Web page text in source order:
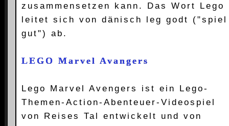
zusammensetzen kann. Das Wort Lego
leitet sich von dänisch leg godt ("spiel
gut") ab.
LEGO Marvel Avangers
Lego Marvel Avengers ist ein Lego-
Themen-Action-Abenteuer-Videospiel
von Reises Tal entwickelt und von